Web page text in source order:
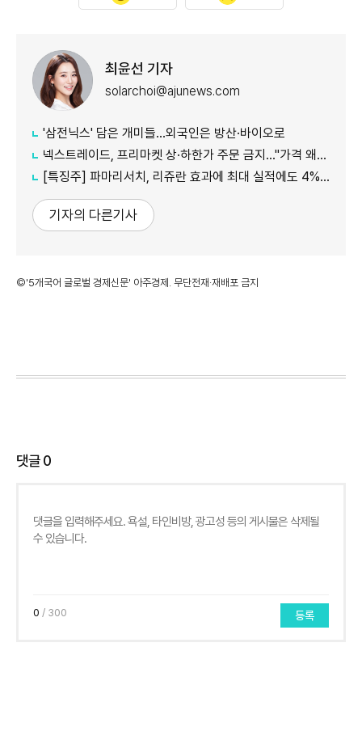
최윤선 기자
solarchoi@ajunews.com
'삼전닉스' 담은 개미들…외국인은 방산·바이오로
넥스트레이드, 프리마켓 상·하한가 주문 금지…"가격 왜곡 방지"
[특징주] 파마리서치, 리쥬란 효과에 최대 실적에도 4%대 약세
기자의 다른기사
©'5개국어 글로벌 경제신문' 아주경제. 무단전재·재배포 금지
댓글0
0 / 300 등록